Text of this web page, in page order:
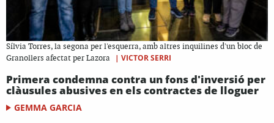
Sílvia Torres, la segona per l'esquerra, amb altres inquilines d'un bloc de
Granollers afectat per Lazora
| VICTOR SERRI
Primera condemna contra un fons d'inversió per
clàusules abusives en els contractes de lloguer
GEMMA GARCIA